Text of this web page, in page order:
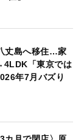
丈島へ移住…家
「東京では
年7月バズり